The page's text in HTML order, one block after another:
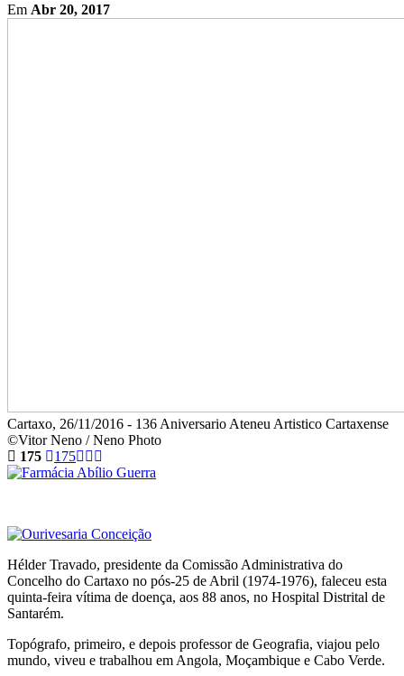
Em Abr 20, 2017
Cartaxo, 26/11/2016 - 136 Aniversario Ateneu Artistico Cartaxense
©Vitor Neno / Neno Photo
175
175
Hélder Travado, presidente da Comissão Administrativa do
Concelho do Cartaxo no pós-25 de Abril (1974-1976), faleceu esta
quinta-feira vítima de doença, aos 88 anos, no Hospital Distrital de
Santarém.
Topógrafo, primeiro, e depois professor de Geografia, viajou pelo
mundo, viveu e trabalhou em Angola, Moçambique e Cabo Verde.